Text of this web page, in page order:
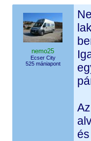
nemo25
Ecser City
525 mániapont